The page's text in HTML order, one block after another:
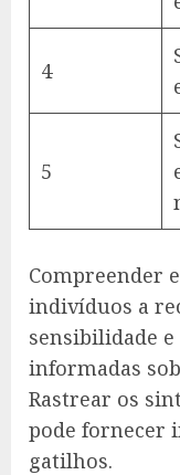
4
5
Compreender
indivíduos a
sensibilidade
informadas
Rastrear os
pode fornecer
gatilhos.